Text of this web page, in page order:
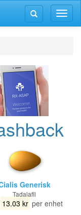
Växla
Växla
navigering
Generisk
Tadalafil
13.03 kr per enhet